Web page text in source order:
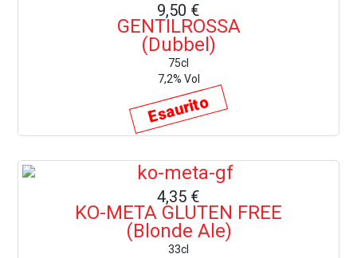
9,50 €
GENTILROSSA
(Dubbel)
75cl
7,2% Vol
Esaurito
4,35 €
KO-META GLUTEN FREE
(Blonde Ale)
33cl